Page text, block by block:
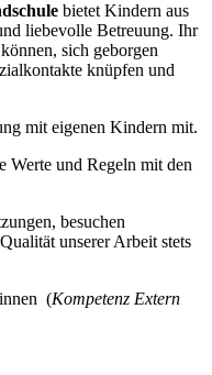
bietet Kindern aus
liebevolle Betreuung. Ihr
sich geborgen
knüpfen und
mit eigenen Kindern mit.
Werte und Regeln mit den
besuchen
unserer Arbeit stets
(Kompetenz Extern